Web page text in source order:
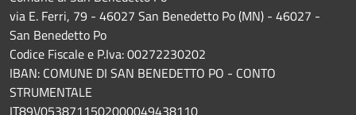
via E. Ferri, 79 - 46027 San Benedetto Po (MN) - 46027 -
San Benedetto Po
Codice Fiscale e P.Iva: 00272230202
IBAN: COMUNE DI SAN BENEDETTO PO - CONTO
STRUMENTALE